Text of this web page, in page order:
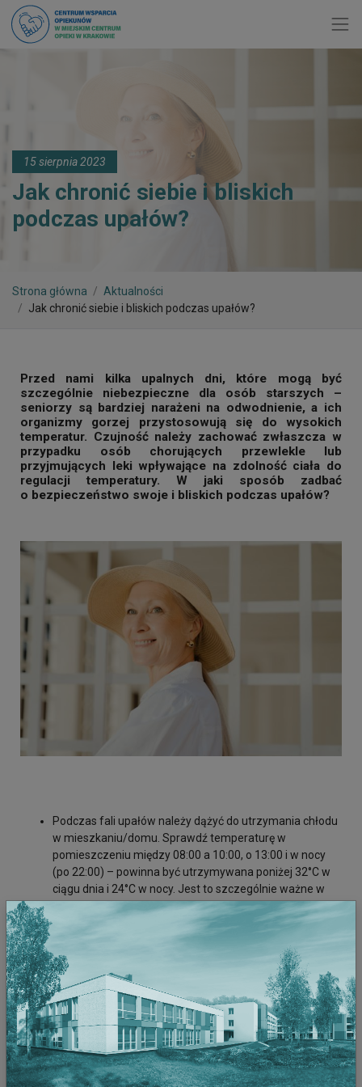
15 sierpnia 2023
Jak chronić siebie i bliskich
podczas upałów?
Strona główna
Aktualności
Jak chronić siebie i bliskich podczas upałów?
Przed nami kilka upalnych dni, które mogą być
szczególnie niebezpieczne dla osób starszych –
seniorzy są bardziej narażeni na odwodnienie, a ich
organizmy gorzej przystosowują się do wysokich
temperatur. Czujność należy zachować zwłaszcza w
przypadku osób chorujących przewlekle lub
przyjmujących leki wpływające na zdolność ciała do
regulacji temperatury. W jaki sposób zadbać
o bezpieczeństwo swoje i bliskich podczas upałów?
Podczas fali upałów należy dążyć do utrzymania chłodu
w mieszkaniu/domu. Sprawdź temperaturę w
pomieszczeniu między 08:00 a 10:00, o 13:00 i w nocy
(po 22:00) – powinna być utrzymywana poniżej 32°C w
ciągu dnia i 24°C w nocy. Jest to szczególnie ważne w
przypadku niemowląt i dorosłych powyżej 60 roku życia,
cierpiących na przewlekłe schorzenia. W nocy i
niższa, otwórz wszystkie okna. W ciągu dnia zamknij je
(szczególnie, jeżeli dysponujesz klimatyzacją). Zawieś
rolety, draperie, markizy lub żaluzje na oknach, na które
pada poranne lub popołudniowe słońce. Rozwieś mokre
ręczniki, aby schłodzić powietrze w pomieszczeniu.
Wentylatory elektryczne zwykle przynoszą ulgę, ale gdy
temperatura przekracza 35°C, mogą nie zapobiegać
chorobom związanym z przegrzaniem. Używaj lekkiej